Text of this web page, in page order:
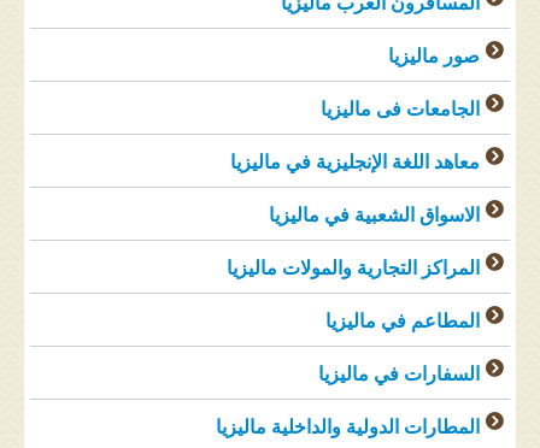
صور ماليزيا
الجامعات فى ماليزيا
معاهد اللغة الإنجليزية في ماليزيا
الاسواق الشعبية في ماليزيا
المراكز التجارية والمولات ماليزيا
المطاعم في ماليزيا
السفارات في ماليزيا
المطارات الدولية والداخلية ماليزيا